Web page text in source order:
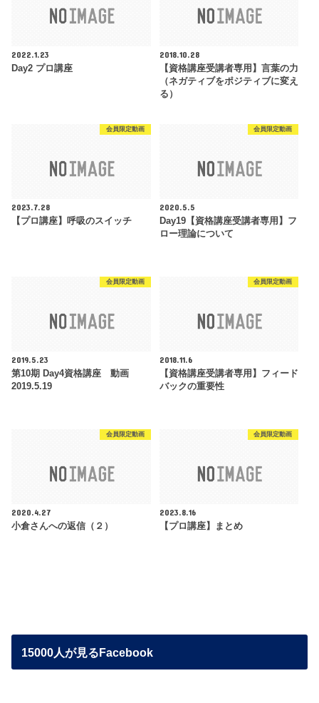
2022.1.23
Day2 プロ講座
2018.10.28
【資格講座受講者専用】言葉の力
（ネガティブをポジティブに変え
る）
会員限定動画
2023.7.28
【プロ講座】呼吸のスイッチ
会員限定動画
2020.5.5
Day19【資格講座受講者専用】フ
ロー理論について
会員限定動画
2019.5.23
第10期 Day4資格講座 動画
2019.5.19
会員限定動画
2018.11.6
【資格講座受講者専用】フィード
バックの重要性
会員限定動画
2020.4.27
小倉さんへの返信（２）
会員限定動画
2023.8.16
【プロ講座】まとめ
15000人が見るFacebook